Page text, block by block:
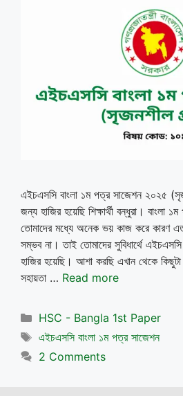
এইচএসসি বাংলা ১ম পত্র সাজেশন ২০২৫
জন্য হাজির হয়েছি শিক্ষার্থী বন্ধুরা। বাংলা
তোমাদের মধ্যে অনেক ভয় কাজ করে কারণ
সম্ভব না। তাই তোমাদের সুবিধার্থে
হাজির হয়েছি। আশা করছি এখান থেকে কিছুটা
সহায়তা … Read more
Categories
HSC - Bangla 1st Paper
Tags
এইচএসসি বাংলা ১ম পত্র সাজেশন
2 Comments